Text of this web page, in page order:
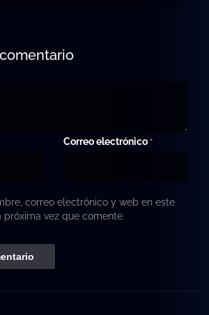
Correo electrónico *
correo electrónico y web en este
próxima vez que comente.